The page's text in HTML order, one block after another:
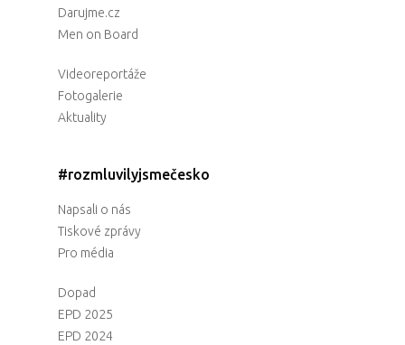
Darujme.cz
Men on Board
Videoreportáže
Fotogalerie
Aktuality
#rozmluvilyjsmečesko
Napsali o nás
Tiskové zprávy
Pro média
Dopad
EPD 2025
EPD 2024